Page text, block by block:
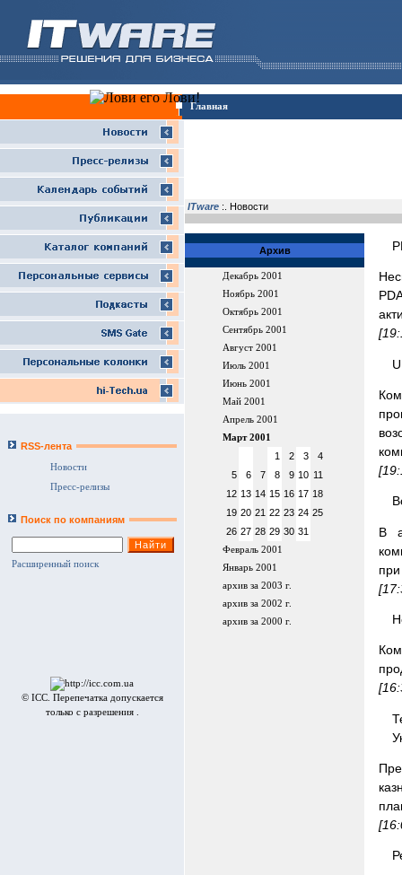
Главная
RSS-лента
Новости
Пресс-релизы
Поиск по компаниям
Расширенный поиск
© ICC. Перепечатка допускается
только с разрешения .
ITware :. Новости
Архив
Декабрь 2001
Ноябрь 2001
Октябрь 2001
Сентябрь 2001
Август 2001
Июль 2001
Июнь 2001
Май 2001
Апрель 2001
Март 2001
1 2 3
4
5
6 7 8 9 10 11
12 13 14 15 16 17 18
19 20 21 22 23 24 25
26 27 28 29 30 31
Февраль 2001
Январь 2001
архив за 2003 г.
архив за 2002 г.
архив за 2000 г.
В